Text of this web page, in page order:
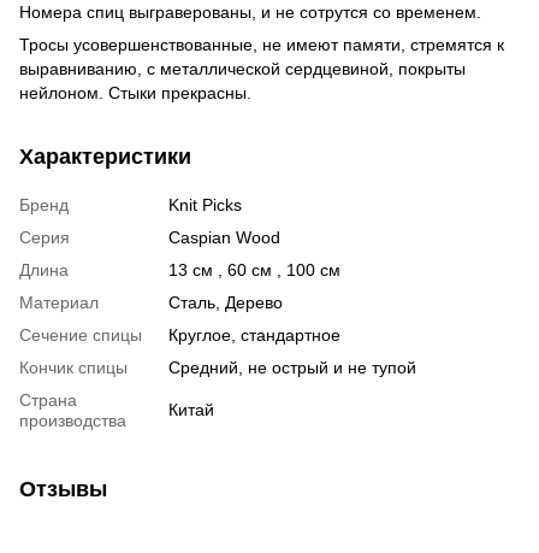
Номера спиц выграверованы, и не сотрутся со временем.
Тросы усовершенствованные, не имеют памяти, стремятся к
выравниванию, с металлической сердцевиной, покрыты
нейлоном. Стыки прекрасны.
Характеристики
Бренд
Knit Picks
Серия
Caspian Wood
Длина
13 см , 60 см , 100 см
Материал
Сталь, Дерево
Сечение спицы
Круглое, стандартное
Кончик спицы
Средний, не острый и не тупой
Страна
производства
Китай
Отзывы